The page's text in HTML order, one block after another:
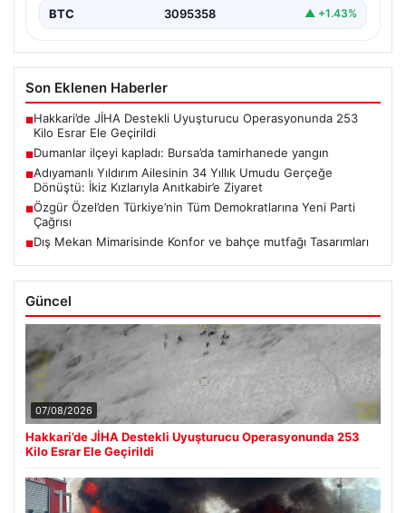
BTC 3095358 ▲ +1.43%
Son Eklenen Haberler
■Hakkari’de JİHA Destekli Uyuşturucu Operasyonunda 253
Kilo Esrar Ele Geçirildi
■Dumanlar ilçeyi kapladı: Bursa’da tamirhanede yangın
■Adıyamanlı Yıldırım Ailesinin 34 Yıllık Umudu Gerçeğe
Dönüştü: İkiz Kızlarıyla Anıtkabir’e Ziyaret
■Özgür Özel’den Türkiye’nin Tüm Demokratlarına Yeni Parti
Çağrısı
■Dış Mekan Mimarisinde Konfor ve bahçe mutfağı Tasarımları
Güncel
07/08/2026
Hakkari’de JİHA Destekli Uyuşturucu Operasyonunda 253
Kilo Esrar Ele Geçirildi